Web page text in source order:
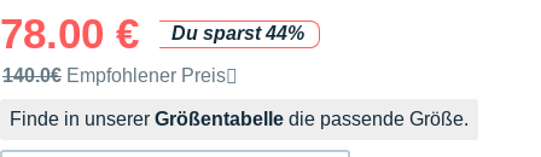
78.00 €
Du sparst 44%
Unverbindliche Preisempfehlung der Marke
140.0€ Empfohlener Preis
Finde in unserer Größentabelle die passende Größe.